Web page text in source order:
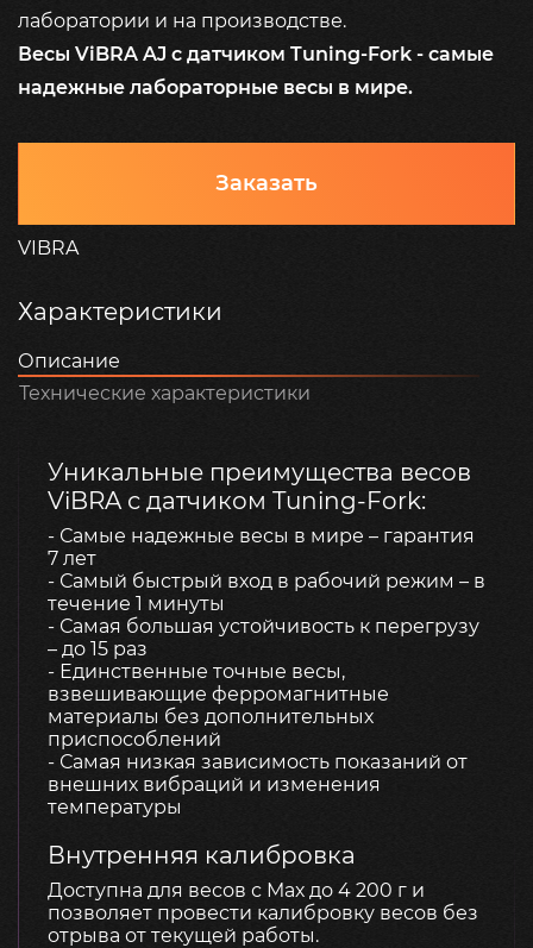
лаборатории и на производстве.
Весы ViBRA AJ с датчиком Tuning-Fork - самые
надежные лабораторные весы в мире.
Заказать
VIBRA
Характеристики
Описание
Технические характеристики
Уникальные преимущества весов
ViBRA с датчиком Tuning-Fork:
- Самые надежные весы в мире – гарантия
7 лет
- Самый быстрый вход в рабочий режим – в
течение 1 минуты
- Самая большая устойчивость к перегрузу
– до 15 раз
- Единственные точные весы,
взвешивающие ферромагнитные
материалы без дополнительных
приспособлений
- Самая низкая зависимость показаний от
внешних вибраций и изменения
температуры
Внутренняя калибровка
Доступна для весов с Mах до 4 200 г и
позволяет провести калибровку весов без
отрыва от текущей работы.